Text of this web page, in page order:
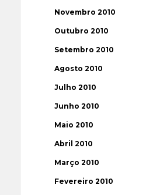
Novembro 2010
Outubro 2010
Setembro 2010
Agosto 2010
Julho 2010
Junho 2010
Maio 2010
Abril 2010
Março 2010
Fevereiro 2010